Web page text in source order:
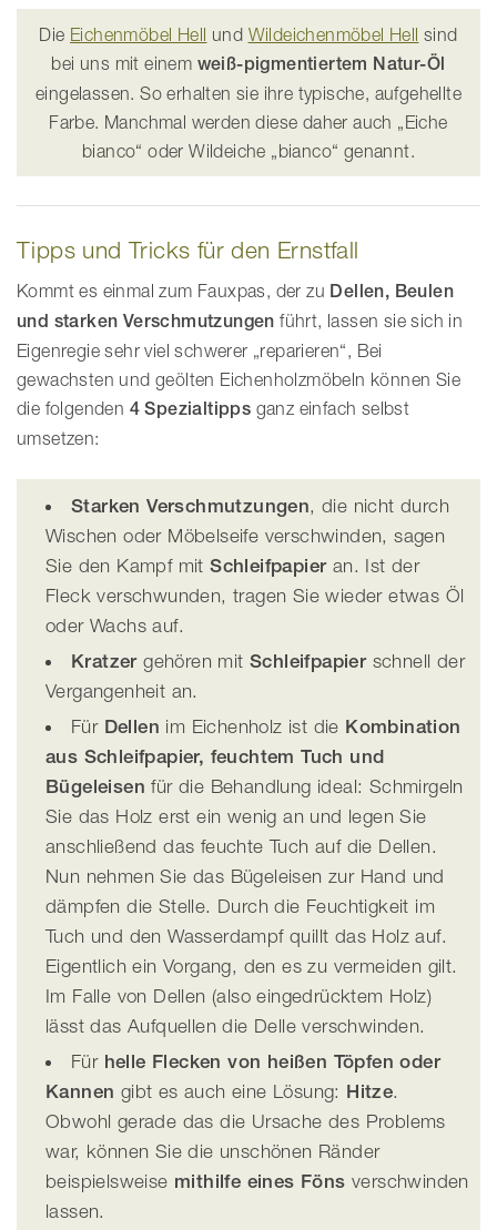
Die Eichenmöbel Hell und Wildeichenmöbel Hell
sind
bei uns mit einem weiß-pigmentiertem Natur-Öl
eingelassen. So erhalten sie ihre typische, aufgehellte
Farbe. Manchmal werden diese daher auch „Eiche
bianco“ oder Wildeiche „bianco“ genannt.
Tipps und Tricks für den Ernstfall
Kommt es einmal zum Fauxpas, der zu Dellen, Beulen
und starken Verschmutzungen führt, lassen sie sich in
Eigenregie sehr viel schwerer „reparieren“, Bei
gewachsten und geölten Eichenholzmöbeln können Sie
die folgenden 4 Spezialtipps ganz einfach selbst
umsetzen:
Starken Verschmutzungen, die nicht durch
Wischen oder Möbelseife verschwinden, sagen
Sie den Kampf mitSchleifpapieran. Ist der
Fleck verschwunden, tragen Sie wieder etwas Öl
oder Wachs auf.
Kratzergehören mitSchleifpapierschnell der
Vergangenheit an.
Für Dellen im Eichenholz ist die Kombination
aus Schleifpapier, feuchtem Tuch und
Bügeleisen für die Behandlung ideal: Schmirgeln
Sie das Holz erst ein wenig an und legen Sie
anschließend das feuchte Tuch auf die Dellen.
Nun nehmen Sie das Bügeleisen zur Hand und
dämpfen die Stelle. Durch die Feuchtigkeit im
Tuch und den Wasserdampf quillt das Holz auf.
Eigentlich ein Vorgang, den es zu vermeiden gilt.
Im Falle von Dellen (also eingedrücktem Holz)
lässt das Aufquellen die Delle verschwinden.
Für helle Flecken von heißen Töpfen oder
Kannen gibt es auch eine Lösung: Hitze.
Obwohl gerade das die Ursache des Problems
war, können Sie die unschönen Ränder
beispielsweise mithilfe eines Föns verschwinden
lassen.